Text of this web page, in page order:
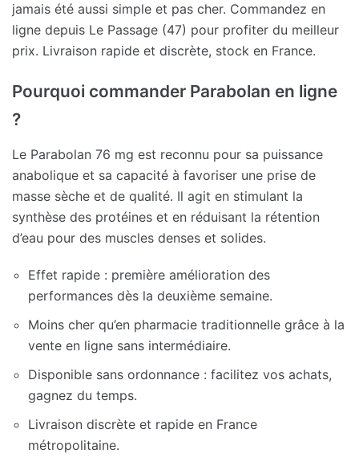
jamais été aussi simple et pas cher. Commandez en
ligne depuis Le Passage (47) pour profiter du meilleur
prix. Livraison rapide et discrète, stock en France.
Pourquoi commander Parabolan en ligne
?
Le Parabolan 76 mg est reconnu pour sa puissance
anabolique et sa capacité à favoriser une prise de
masse sèche et de qualité. Il agit en stimulant la
synthèse des protéines et en réduisant la rétention
d’eau pour des muscles denses et solides.
Effet rapide : première amélioration des
performances dès la deuxième semaine.
Moins cher qu’en pharmacie traditionnelle grâce à la
vente en ligne sans intermédiaire.
Disponible sans ordonnance : facilitez vos achats,
gagnez du temps.
Livraison discrète et rapide en France
métropolitaine.